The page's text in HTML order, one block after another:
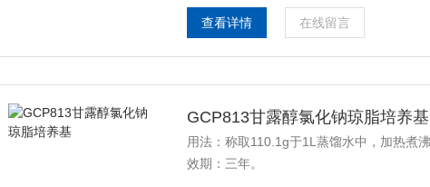
查看详情 在线留言
GCP813甘露醇氯化钠琼脂培养基
用法：称取110.1g于1L蒸馏水中，加热煮
效期：三年。